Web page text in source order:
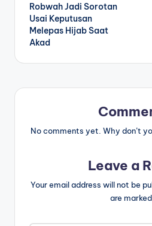
Robwah Jadi Sorotan
Usai Keputusan
Melepas Hijab Saat
Akad
No comments yet. Why don’t
Leave a
Your email address will not be
are marked